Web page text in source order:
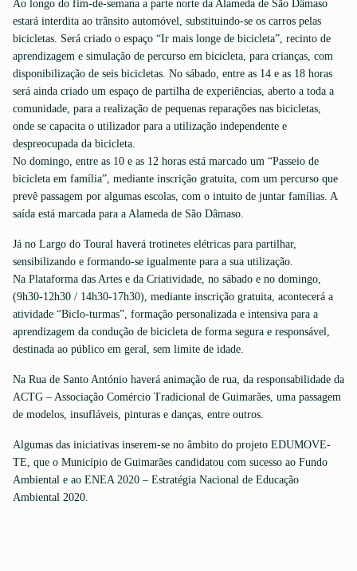
Ao longo do fim-de-semana a parte norte da Alameda de São Dâmaso
estará interdita ao trânsito automóvel, substituindo-se os carros pelas
bicicletas. Será criado o espaço “Ir mais longe de bicicleta”, recinto de
aprendizagem e simulação de percurso em bicicleta, para crianças, com
disponibilização de seis bicicletas. No sábado, entre as 14 e as 18 horas
será ainda criado um espaço de partilha de experiências, aberto a toda a
comunidade, para a realização de pequenas reparações nas bicicletas,
onde se capacita o utilizador para a utilização independente e
despreocupada da bicicleta.
No domingo, entre as 10 e as 12 horas está marcado um “Passeio de
bicicleta em família”, mediante inscrição gratuita, com um percurso que
prevê passagem por algumas escolas, com o intuito de juntar famílias. A
saída está marcada para a Alameda de São Dâmaso.
Já no Largo do Toural haverá trotinetes elétricas para partilhar,
sensibilizando e formando-se igualmente para a sua utilização.
Na Plataforma das Artes e da Criatividade, no sábado e no domingo,
(9h30-12h30 / 14h30-17h30), mediante inscrição gratuita, acontecerá a
atividade “Biclo-turmas”, formação personalizada e intensiva para a
aprendizagem da condução de bicicleta de forma segura e responsável,
destinada ao público em geral, sem limite de idade.
Na Rua de Santo António haverá animação de rua, da responsabilidade da
ACTG – Associação Comércio Tradicional de Guimarães, uma passagem
de modelos, insufláveis, pinturas e danças, entre outros.
Algumas das iniciativas inserem-se no âmbito do projeto EDUMOVE-
TE, que o Município de Guimarães candidatou com sucesso ao Fundo
Ambiental e ao ENEA 2020 – Estratégia Nacional de Educação
Ambiental 2020.